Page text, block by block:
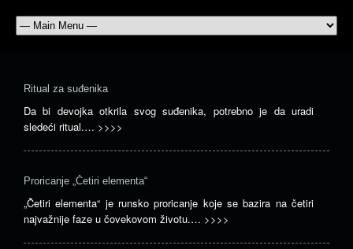
Ritual za suđenika
Da bi devojka otkrila svog suđenika, potrebno je da uradi
sledeći ritual.… >>>>
Proricanje „Četiri elementa“
„Četiri elementa“ je runsko proricanje koje se bazira na četiri
najvažnije faze u čovekovom životu.… >>>>